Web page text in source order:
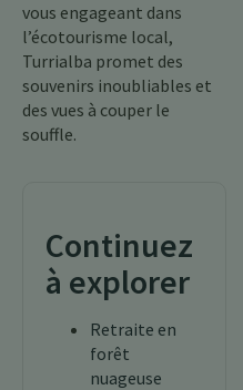
vous engageant dans
l’écotourisme local,
Turrialba promet des
souvenirs inoubliables et
des vues à couper le
souffle.
Continuez
à explorer
Retraite en
forêt
nuageuse